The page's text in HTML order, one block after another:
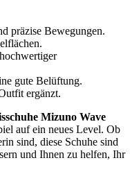
präzise Bewegungen.
gute Belüftung.
ergänzt.
Mizuno Wave
auf ein neues Level. Ob
sind, diese Schuhe sind
und Ihnen zu helfen, Ihr